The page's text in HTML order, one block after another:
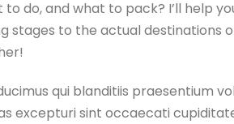
do, and what to pack? I’ll help
stages to the actual destinations
qui blanditiis praesentium
excepturi sint occaecati